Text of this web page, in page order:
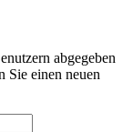
abgegeben
Sie einen neuen